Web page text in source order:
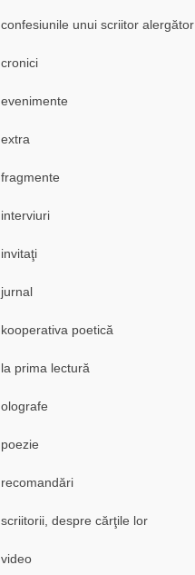
confesiunile unui scriitor alergător
cronici
evenimente
extra
fragmente
interviuri
invitaţi
jurnal
kooperativa poetică
la prima lectură
olografe
poezie
recomandări
scriitorii, despre cărţile lor
video